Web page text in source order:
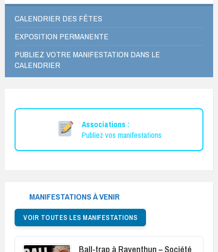
CALENDRIER DES FÊTES
EXPOSITION PERMANENTE
PUBLIEZ VOTRE MANIFESTATION DANS LE
CALENDRIER
Associations :
Publiez vos manifestations
MANIFESTATIONS À VENIR
VOIR TOUTES LES MANIFESTATIONS
Ball-trap à Raventhun – Société